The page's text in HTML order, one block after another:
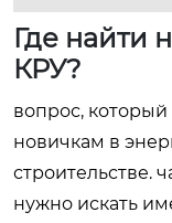
Где найти
КРУ?
вопрос,
новичкам в
строительстве.
нужно искать